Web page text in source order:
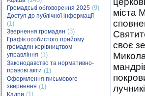
Громадські обговорення 2025 (9)
Доступ до публічної інформації
(1)
Звернення громадян (3)
Графік особистого прийому
громадян керівництвом
управління (1)
Законодавство та нормативно-
правові акти (1)
Оформлення письмового
звернення (1)
Кадри (1)
міста
своє